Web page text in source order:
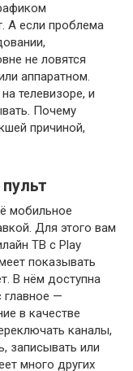
А если проблема
не ловятся
аппаратном.
телевизоре, и
Почему
причиной,
мобильное
Для этого вам
ТВ с Play
показывать
В нём доступна
главное —
в качестве
каналы,
записывать или
много других